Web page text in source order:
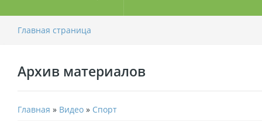
Главная страница
Архив материалов
Главная » Видео » Спорт